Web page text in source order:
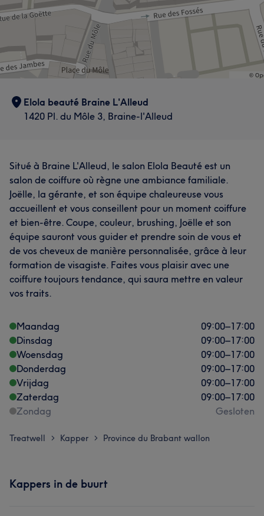
Elola beauté Braine L'Alleud
1420 Pl. du Môle 3, Braine-l'Alleud
Situé à Braine L'Alleud, le salon Elola Beauté est un
salon de coiffure où règne une ambiance familiale.
Joëlle, la gérante, et son équipe chaleureuse vous
accueillent et vous conseillent pour un moment coiffure
et bien-être. Coupe, couleur, brushing, Joëlle et son
équipe sauront vous guider et prendre soin de vous et
de vos cheveux de manière personnalisée, grâce à leur
formation de visagiste. Faites vous plaisir avec une
coiffure toujours tendance, qui saura mettre en valeur
vos traits.
Maandag 09:00–17:00
Dinsdag
09:00–17:00
Woensdag
09:00–17:00
Donderdag
09:00–17:00
Vrijdag
09:00–17:00
Zaterdag
09:00–17:00
Zondag
Gesloten
Treatwell > Kapper > Province du Brabant wallon
Kappers in de buurt